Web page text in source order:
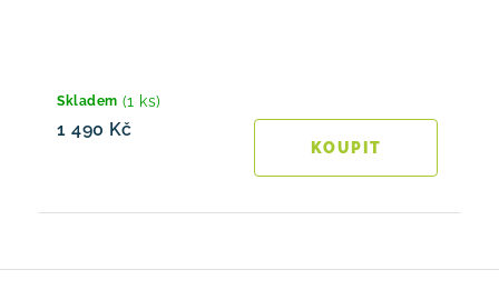
Skladem (1 ks)
1 490 Kč